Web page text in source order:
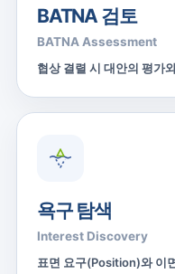
BATNA 검토
BATNA Assessment
협상 결렬 시 대안의 평가
욕구 탐색
Interest Discovery
표면 요구(Position)와 이